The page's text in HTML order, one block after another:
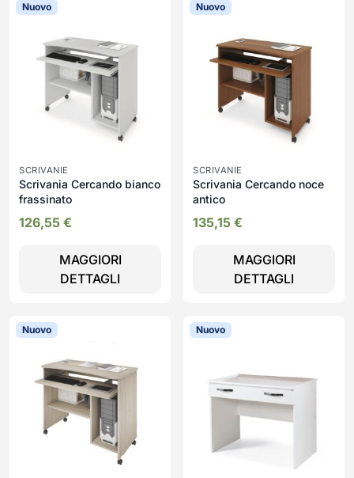
Nuovo
SCRIVANIE
Scrivania Cercando bianco
frassinato
126,55 €
MAGGIORI
DETTAGLI
Nuovo
SCRIVANIE
Scrivania Cercando noce
antico
135,15 €
MAGGIORI
DETTAGLI
Nuovo Nuovo